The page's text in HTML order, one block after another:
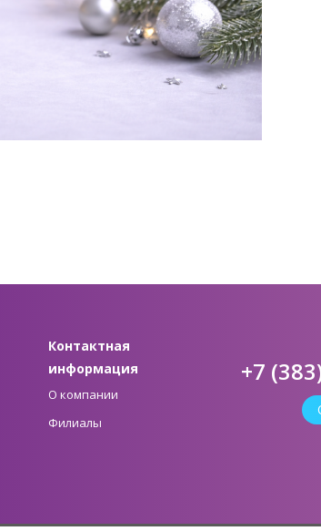
+7
Контактная
информация
О компании
Филиалы